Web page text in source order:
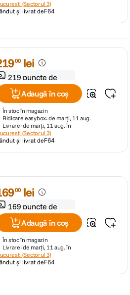
(Sectorul 3)
și livrat deF64
00 lei
219 puncte de
Adaugă în coș
În stoc în magazin
Ridicare easybox: de marți, 11 aug.
Livrare: de marți, 11 aug. în
(Sectorul 3)
și livrat deF64
00 lei
169 puncte de
Adaugă în coș
În stoc în magazin
Livrare: de marți, 11 aug. în
(Sectorul 3)
și livrat deF64